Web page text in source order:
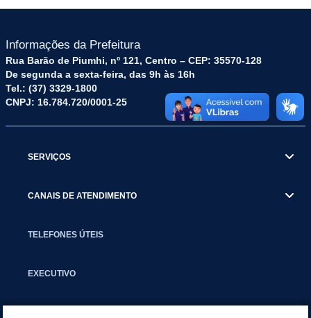
Informações da Prefeitura
Rua Barão de Piumhi, nº 121, Centro – CEP: 35570-128
De segunda a sexta-feira, das 9h às 16h
Tel.: (37) 3329-1800
CNPJ: 16.784.720/0001-25
SERVIÇOS
CANAIS DE ATENDIMENTO
TELEFONES ÚTEIS
EXECUTIVO